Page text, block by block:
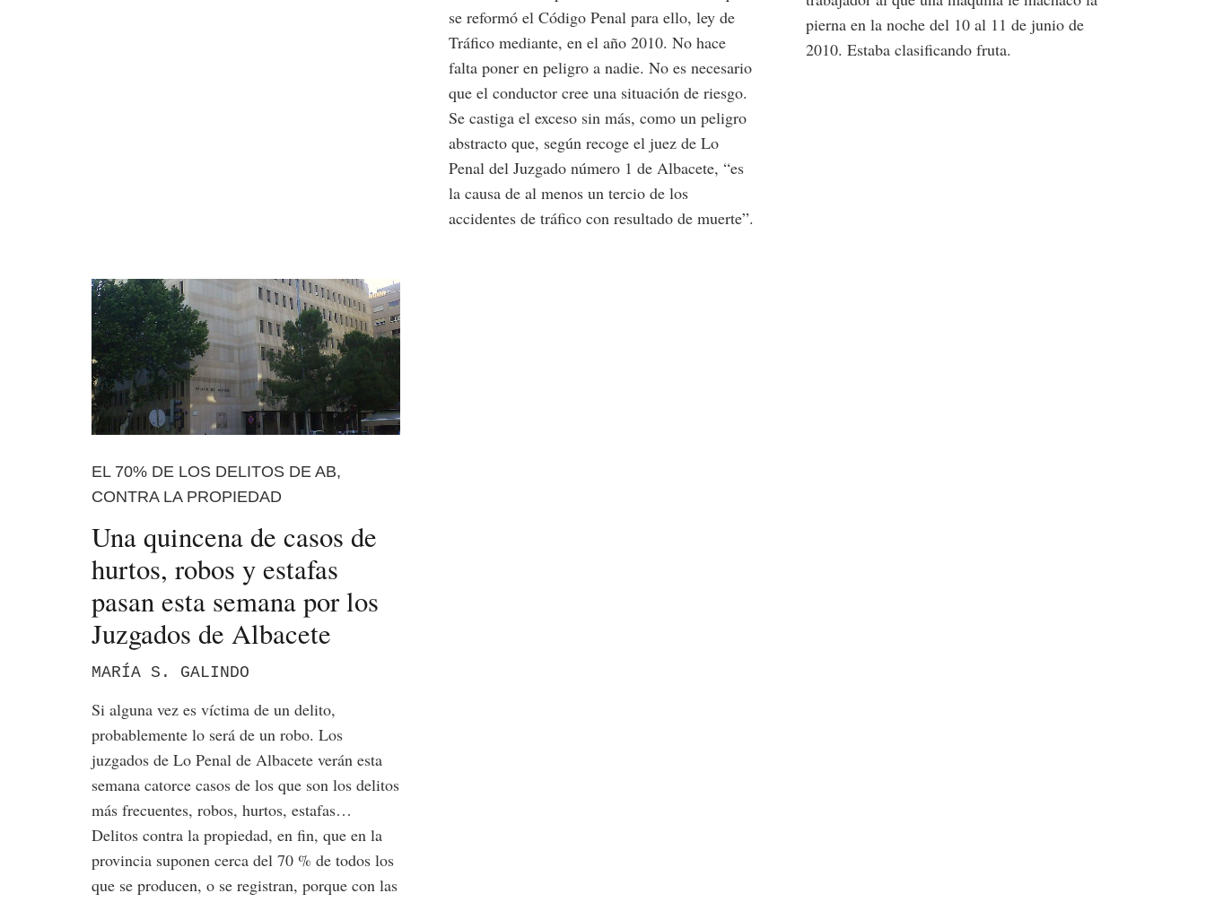
se reformó el Código Penal para ello, ley de
Tráfico mediante, en el año 2010. No hace
falta poner en peligro a nadie. No es necesario
que el conductor cree una situación de riesgo.
Se castiga el exceso sin más, como un peligro
abstracto que, según recoge el juez de Lo
Penal del Juzgado número 1 de Albacete, “es
la causa de al menos un tercio de los
accidentes de tráfico con resultado de muerte”.
pierna en la noche del 10 al 11 de junio de
2010. Estaba clasificando fruta.
EL 70% DE LOS DELITOS DE AB,
CONTRA LA PROPIEDAD
Una quincena de casos de
hurtos, robos y estafas
pasan esta semana por los
Juzgados de Albacete
MARÍA S. GALINDO
Si alguna vez es víctima de un delito,
probablemente lo será de un robo. Los
juzgados de Lo Penal de Albacete verán esta
semana catorce casos de los que son los delitos
más frecuentes, robos, hurtos, estafas…
Delitos contra la propiedad, en fin, que en la
provincia suponen cerca del 70 % de todos los
que se producen, o se registran, porque con las